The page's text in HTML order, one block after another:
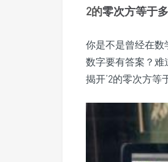
2的零次方等于
你是不是曾经在数
数字要有答案？难
揭开‘2的零次方等